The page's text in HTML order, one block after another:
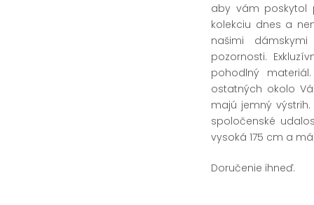
aby vám poskytol
kolekciu dnes a
našimi
pozornosti.
pohodlný
ostatných okolo
majú jemný
spoločenské
vysoká 175 cm a
Doručenie ihneď.